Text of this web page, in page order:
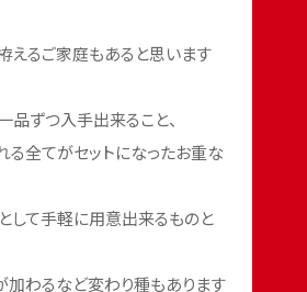
えるご家庭もあると思います
ずつ入手出来ること、
る全てがセットになったお重な
して手軽に用意出来るものと
加わるなど変わり種もあります